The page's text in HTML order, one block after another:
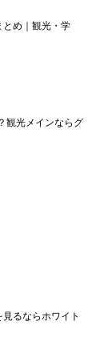
め｜観光・学
観光メインならグ
るならホワイト